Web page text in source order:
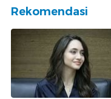
Rekomendasi